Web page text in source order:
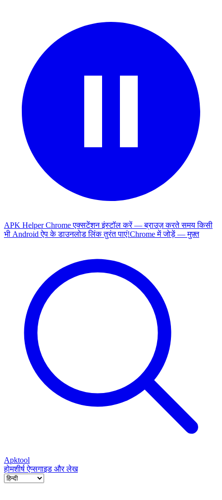
APK Helper Chrome एक्सटेंशन इंस्टॉल करें — ब्राउज़ करते समय किसी
भी Android ऐप के डाउनलोड लिंक तुरंत पाएं!Chrome में जोड़ें — मुफ़्त
Apktool
होमशीर्ष ऐप्सगाइड और लेख